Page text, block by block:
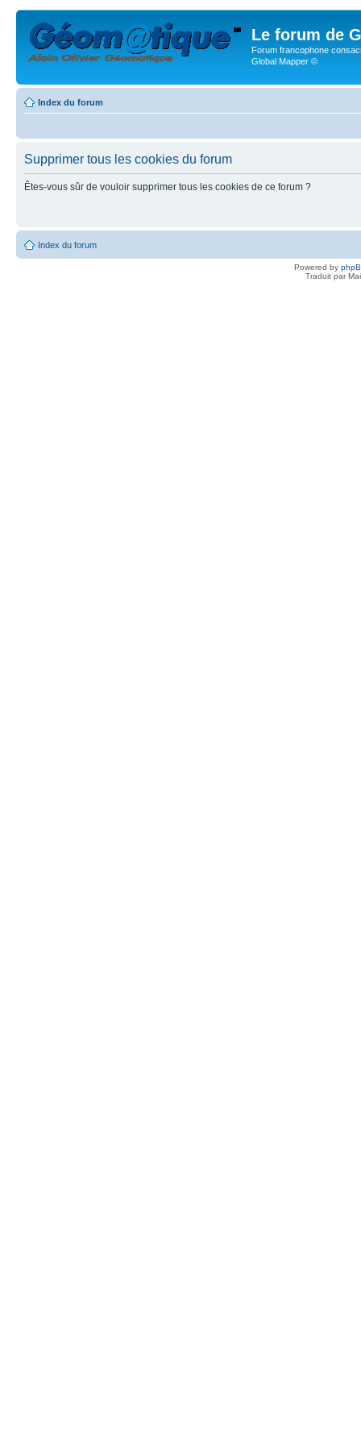
Le forum de
Forum francophone
Global Mapper ©
Index du forum
Supprimer tous les cookies du forum
Êtes-vous sûr de vouloir supprimer tous les cookies de ce forum ?
Index du forum
Powered by
Traduit par